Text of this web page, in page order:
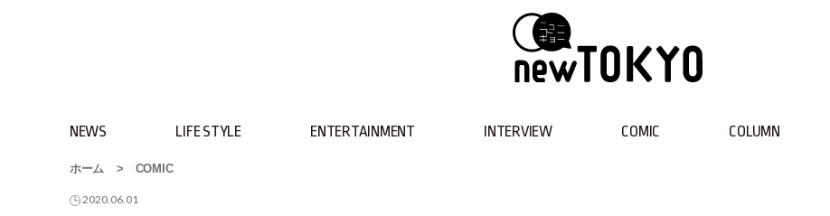
NEWS LIFE STYLE ENTERTAINMENT INTERVIEW COMIC COLUMN
ホーム > COMIC
2020.06.01